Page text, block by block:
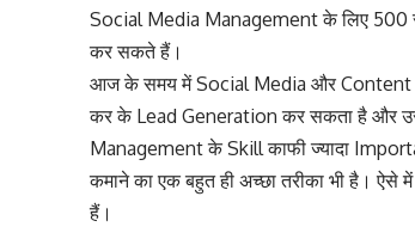
Social Media Management के लिए 500
कर सकते हैं।
आज के समय में Social Media और Content
कर के Lead Generation कर सकता है और
Management के Skill काफी ज्यादा
कमाने का एक बहुत ही अच्छा तरीका भी है।
हैं।